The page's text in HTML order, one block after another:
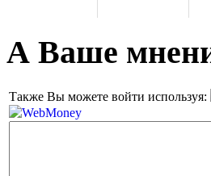
А Ваше
Также Вы можете войти используя: